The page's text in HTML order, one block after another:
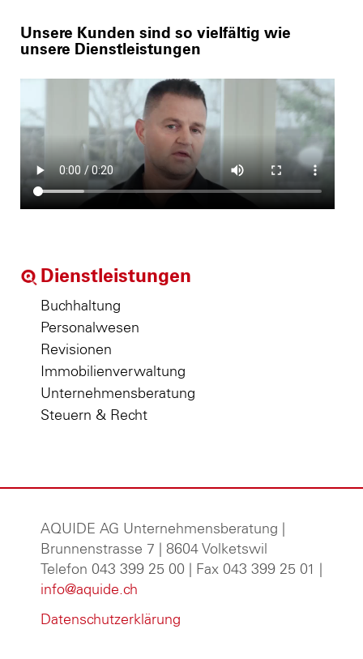
Unsere Kunden sind so vielfältig wie
unsere Dienstleistungen
Dienstleistungen
Buchhaltung
Personalwesen
Revisionen
Immobilienverwaltung
Unternehmensberatung
Steuern & Recht
AQUIDE AG Unternehmensberatung
Brunnenstrasse 7 | 8604 Volketswil
Telefon 043 399 25 00 | Fax 043 399 25 01 |
info@aquide.ch
Datenschutzerklärung